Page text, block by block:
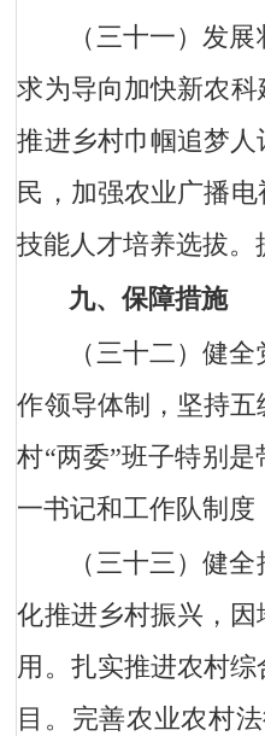
（三十一）发
求为导向加快新农
推进乡村巾帼追梦
民，加强农业广播
技能人才培养选拔
九、保障措施
（三十二）健
作领导体制，坚持
村“两委”班子特别
一书记和工作队制度
（三十三）健
化推进乡村振兴，
用。扎实推进农村
目。完善农业农村